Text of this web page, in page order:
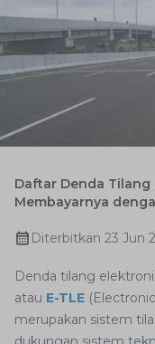
Daftar Denda
Membayarnya
Diterbitkan 23 Jun
Denda tilang
atau E-TLE
merupakan sistem